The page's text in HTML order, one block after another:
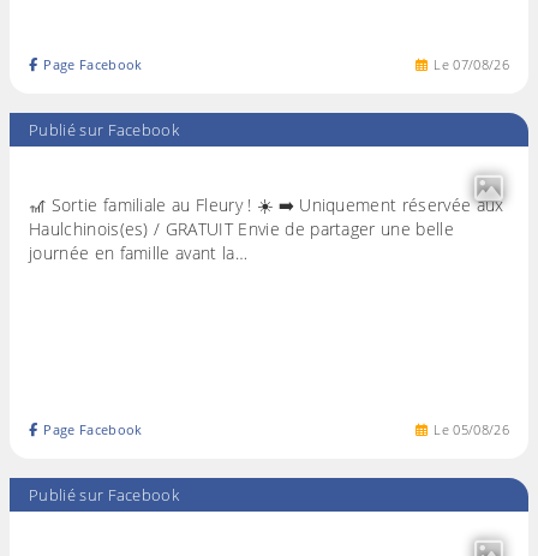
Le07/08/26
Page Facebook
Publié sur Facebook
🎢 Sortie familiale au Fleury ! ☀️ ➡️ Uniquement réservée aux
Haulchinois(es) / GRATUIT Envie de partager une belle
journée en famille avant la…
Le05/08/26
Page Facebook
Publié sur Facebook